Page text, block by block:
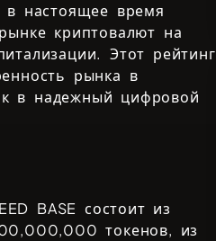
настоящее время
криптовалют на
Этот рейтинг
рынка в
в надежный цифровой
BASE состоит из
токенов, из